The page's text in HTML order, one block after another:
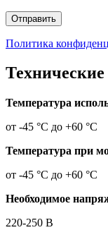
Политика
Температура
от -45 °C до +60 °C
Температура при
от -45 °C до +60 °C
Необходимое
220-250 В